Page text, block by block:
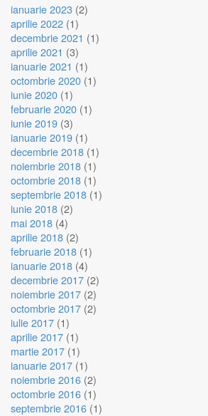
ianuarie 2023 (2)
aprilie 2022 (1)
decembrie 2021 (1)
aprilie 2021 (3)
ianuarie 2021 (1)
octombrie 2020 (1)
iunie 2020 (1)
februarie 2020 (1)
iunie 2019 (3)
ianuarie 2019 (1)
decembrie 2018 (1)
noiembrie 2018 (1)
octombrie 2018 (1)
septembrie 2018 (1)
iunie 2018 (2)
mai 2018 (4)
aprilie 2018 (2)
februarie 2018 (1)
ianuarie 2018 (4)
decembrie 2017 (2)
noiembrie 2017 (2)
octombrie 2017 (2)
iulie 2017 (1)
aprilie 2017 (1)
martie 2017 (1)
ianuarie 2017 (1)
noiembrie 2016 (2)
octombrie 2016 (1)
septembrie 2016 (1)